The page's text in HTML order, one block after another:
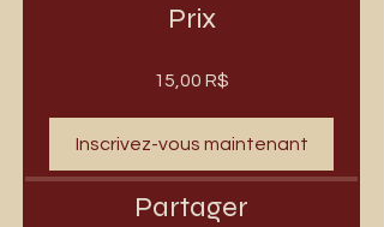
Prix
15,00 R$
Inscrivez-vous maintenant
Partager